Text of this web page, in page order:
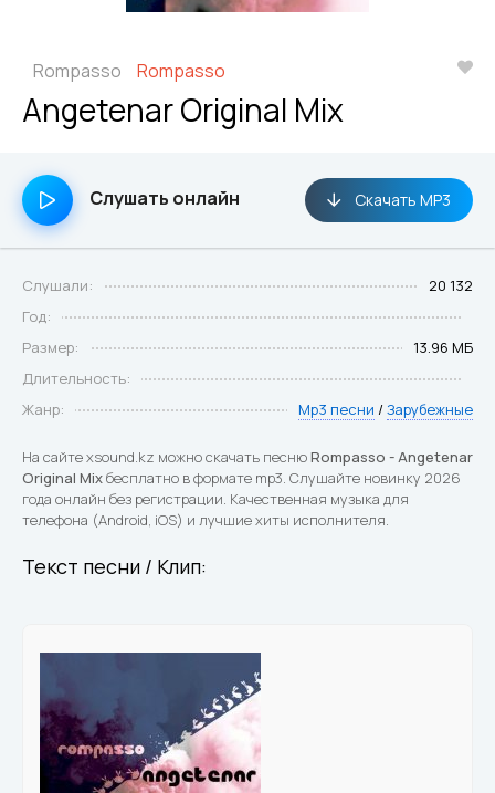
Rompasso Rompasso
Angetenar Original Mix
Слушать онлайн Скачать MP3
Слушали:
20 132
Год:
Размер:
13.96 МБ
Длительность:
Жанр:
Mp3 песни /Зарубежные
На сайте xsound.kz можно скачать песнюRompasso - Angetenar
Original Mixбесплатно в формате mp3. Слушайте новинку 2026
года онлайн без регистрации. Качественная музыка для
телефона (Android, iOS) и лучшие хиты исполнителя.
Текст песни / Клип: